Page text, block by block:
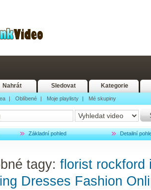
Nahrát Sledovat Kategorie
| Oblíbené | Moje playlisty | Mé skupiny
Základní pohled Detailní
tagy: florist rockford
Dresses Fashion